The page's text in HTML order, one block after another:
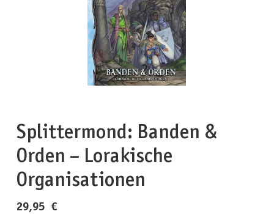
Splittermond: Banden &
Orden – Lorakische
Organisationen
29,95 €